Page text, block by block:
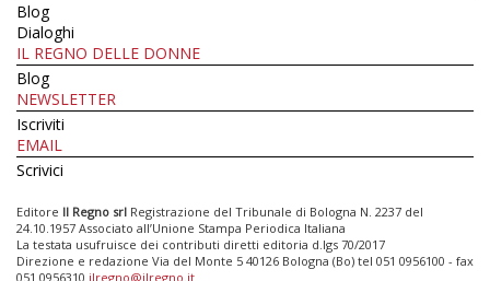
Blog
Dialoghi
IL REGNO DELLE DONNE
Blog
NEWSLETTER
Iscriviti
EMAIL
Scrivici
Editore Il Regno srl Registrazione del Tribunale di Bologna N. 2237 del
24.10.1957 Associato all’Unione Stampa Periodica Italiana
La testata usufruisce dei contributi diretti editoria d.lgs 70/2017
Direzione e redazione Via del Monte 5 40126 Bologna (Bo) tel 051 0956100 - fax
051 0956310 ilregno@ilregno.it